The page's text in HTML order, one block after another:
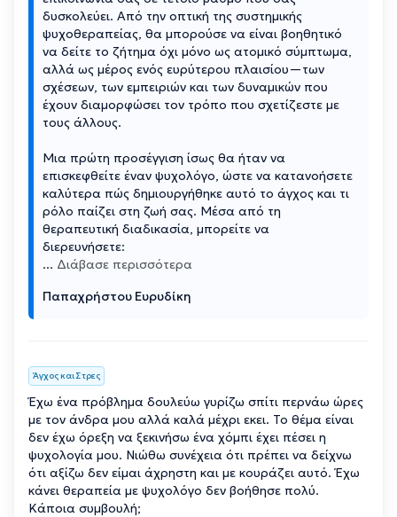
δυσκολεύει. Από την οπτική της συστημικής
ψυχοθεραπείας, θα μπορούσε να είναι βοηθητικό
να δείτε το ζήτημα όχι μόνο ως ατομικό σύμπτωμα,
αλλά ως μέρος ενός ευρύτερου πλαισίου—των
σχέσεων, των εμπειριών και των δυναμικών που
έχουν διαμορφώσει τον τρόπο που σχετίζεστε με
τους άλλους.
Μια πρώτη προσέγγιση ίσως θα ήταν να
επισκεφθείτε έναν ψυχολόγο, ώστε να κατανοήσετε
καλύτερα πώς δημιουργήθηκε αυτό το άγχος και τι
ρόλο παίζει στη ζωή σας. Μέσα από τη
θεραπευτική διαδικασία, μπορείτε να
διερευνήσετε:
... Διάβασε περισσότερα
Παπαχρήστου Ευρυδίκη
Άγχος και Στρες
Έχω ένα πρόβλημα δουλεύω γυρίζω σπίτι περνάω ώρες
με τον άνδρα μου αλλά καλά μέχρι εκει. Το θέμα είναι
δεν έχω όρεξη να ξεκινήσω ένα χόμπι έχει πέσει η
ψυχολογία μου. Νιώθω συνέχεια ότι πρέπει να δείχνω
ότι αξίζω δεν είμαι άχρηστη και με κουράζει αυτό. Έχω
κάνει θεραπεία με ψυχολόγο δεν βοήθησε πολύ.
Κάποια συμβουλή;